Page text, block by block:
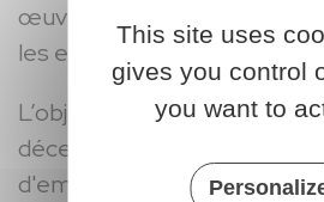
œuvre à faire perdurer tant
les emplois créés sur le
L’objet du dispositif
déceler et favoriser
d'emplois, d’activités, de
This site uses
gives you control
you want to